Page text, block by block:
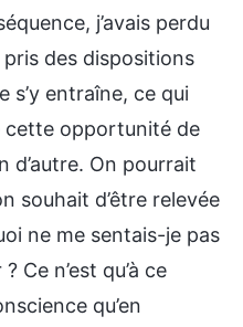
j’avais perdu
pris des dispositions
s’y entraîne, ce qui
cette opportunité de
d’autre. On pourrait
souhait d’être relevée
ne me sentais-je pas
Ce n’est qu’à ce
qu’en